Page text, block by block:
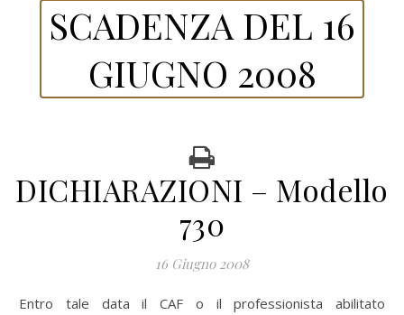
SCADENZA DEL 16
GIUGNO 2008
DICHIARAZIONI – Modello
730
16 Giugno 2008
Entro tale data il CAF o il professionista abilitato